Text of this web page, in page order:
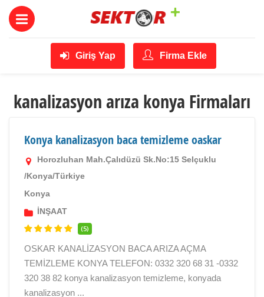
Giriş Yap Firma Ekle
kanalizasyon arıza konya Firmaları
Konya kanalizasyon baca temizleme oaskar
Horozluhan Mah.Çalıdüzü Sk.No:15 Selçuklu
/Konya/Türkiye
Konya
İNŞAAT
(5)
OSKAR KANALİZASYON BACA ARIZA AÇMA
TEMİZLEME KONYA TELEFON: 0332 320 68 31 -0332
320 38 82 konya kanalizasyon temizleme, konyada
kanalizasyon ...